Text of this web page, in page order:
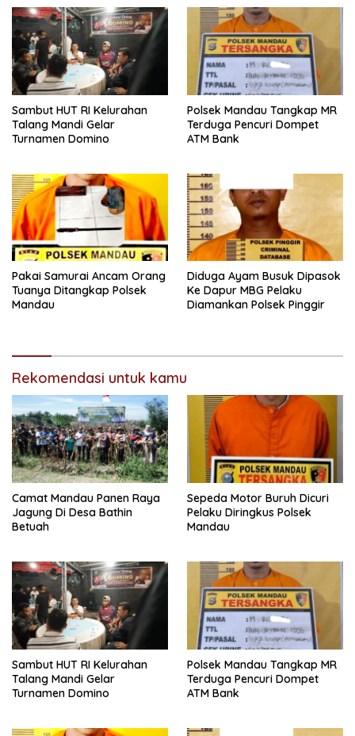
Sambut HUT RI Kelurahan
Talang Mandi Gelar
Turnamen Domino
Polsek Mandau Tangkap MR
Terduga Pencuri Dompet
ATM Bank
Pakai Samurai Ancam Orang
Tuanya Ditangkap Polsek
Mandau
Diduga Ayam Busuk Dipasok
Ke Dapur MBG Pelaku
Diamankan Polsek Pinggir
Rekomendasi untuk kamu
Camat Mandau Panen Raya
Jagung Di Desa Bathin
Betuah
Sepeda Motor Buruh Dicuri
Pelaku Diringkus Polsek
Mandau
Sambut HUT RI Kelurahan
Talang Mandi Gelar
Turnamen Domino
Polsek Mandau Tangkap MR
Terduga Pencuri Dompet
ATM Bank